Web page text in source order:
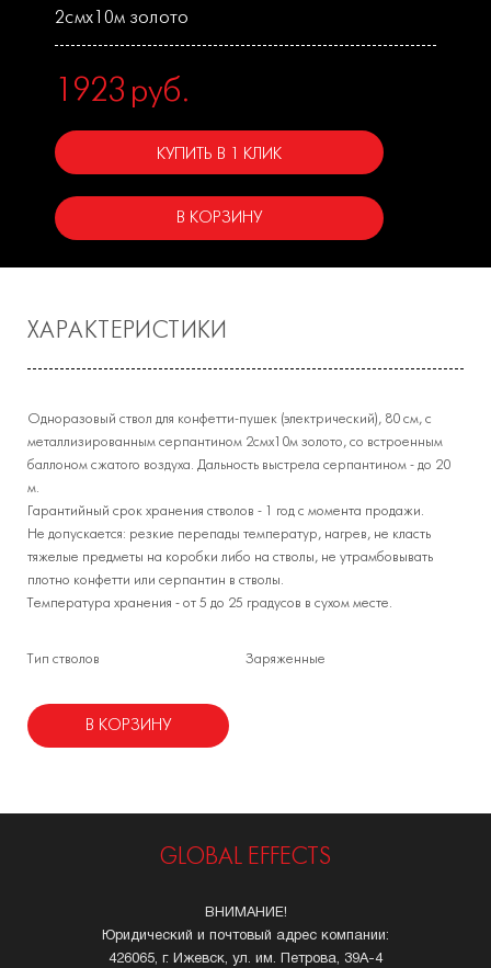
2смх10м золото
1923 руб.
КУПИТЬ В 1 КЛИК
В КОРЗИНУ
ХАРАКТЕРИСТИКИ
Одноразовый ствол для конфетти-пушек (электрический), 80 см, с
металлизированным серпантином 2смх10м золото, со встроенным
баллоном сжатого воздуха. Дальность выстрела серпантином - до 20
м.
Гарантийный срок хранения стволов - 1 год с момента продажи.
Не допускается: резкие перепады температур, нагрев, не класть
тяжелые предметы на коробки либо на стволы, не утрамбовывать
плотно конфетти или серпантин в стволы.
Температура хранения - от 5 до 25 градусов в сухом месте.
Тип стволов Заряженные
В КОРЗИНУ
GLOBAL EFFECTS
ВНИМАНИЕ!
Юридический и почтовый адрес компании:
426065, г. Ижевск, ул. им. Петрова, 39А-4